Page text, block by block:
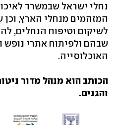
נחלי ישראל שבמשרד
המזהמים מנחלי הארץ, וכן
לשיקום וטיפוח הנחלים,
שבהם ולפיתוח אתרי נופש
האוכלוסייה.
הכותב הוא מנהל מדור
והגנים.